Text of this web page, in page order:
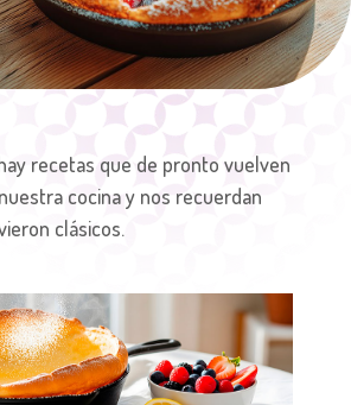
recetas que de pronto vuelven
cocina y nos recuerdan
clásicos.